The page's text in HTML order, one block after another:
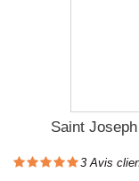
Saint
3 Avis